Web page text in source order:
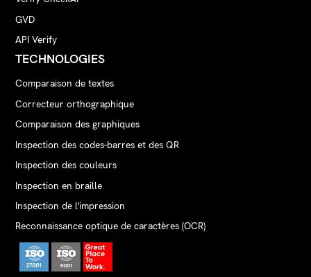
pour plus de précision
GVD
API Verify
TECHNOLOGIES
Comparaison de textes
Correcteur orthographique
Comparaison des graphiques
Inspection des codes-barres et des QR
Inspection des couleurs
Inspection en braille
Inspection de l'impression
Reconnaissance optique de caractères (OCR)